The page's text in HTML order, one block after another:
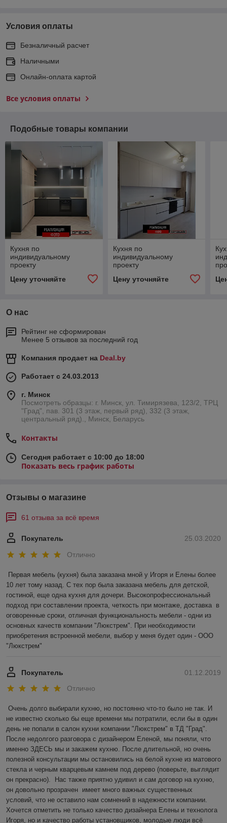
Условия оплаты
Безналичный расчет
Наличными
Онлайн-оплата картой
Все условия оплаты
Подобные товары компании
Кухня по
индивидуальному
проекту
Цену уточняйте
Кухня по
индивидуальному
проекту
Цену уточняйте
О нас
Рейтинг не сформирован
Менее 5 отзывов за последний год
Компания продает на Deal.by
Работает с 24.03.2013
г. Минск
Посмотреть образцы: г. Минск, ул. Тимирязева, 123/2, ТРЦ
"Град", пав. 301 (3 этаж, первый ряд), 332 (3 этаж,
центральный ряд)., Минск, Беларусь
Контакты
Сегодня работает с 10:00 до 18:00
Показать весь график работы
Отзывы о магазине
61 отзыва за всё время
25.03.2020
Покупатель
Отлично
Первая мебель (кухня) была заказана мной у Игоря и Елены более
10 лет тому назад. С тех пор была заказана мебель для детской,
гостиной, еще одна кухня для дочери. Высокопрофессиональный
подход при составлении проекта, четкость при монтаже, доставка  в
оговоренные сроки, отличная функциональность мебели - одни из
основных качеств компании "Люкстрем". При необходимости
приобретения встроенной мебели, выбор у меня будет один - ООО
"Люкстрем"
01.12.2019
Покупатель
Отлично
Очень долго выбирали кухню, но постоянно что-то было не так. И
не известно сколько бы еще времени мы потратили, если бы в один
день не попали в салон кухни компании "Люкстрем" в ТД "Град".
После недолгого разговора с дизайнером Еленой, мы поняли, что
именно ЗДЕСЬ мы и закажем кухню. После длительной, но очень
полезной консультации мы остановились на белой кухне из матового
стекла и черным кварцевым камнем под дерево (поверьте, выглядит
он прекрасно).  Нас также приятно удивил и сам договор на кухню,
он довольно прозрачен  имеет много важных существенных
условий, что не оставило нам сомнений в надежности компании.
Хочется отметить не только качество дизайнера Елены и технолога
Игоря, но и качество работы установщиков, молодые люди всё